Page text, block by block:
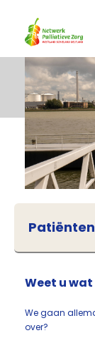
Weet u
We gaan
over?